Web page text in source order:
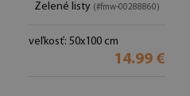
Zelené listy (#fmw-00288860)
veľkosť: 50x100 cm
14.99 €